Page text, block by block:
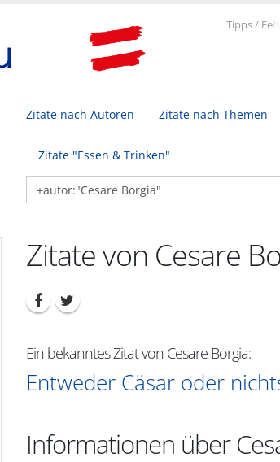
Tipps / Fe
Zitate nach Autoren Zitate nach Themen
Zitate "Essen & Trinken"
Zitate von Cesare
Ein bekanntes Zitat von Cesare Borgia:
Entweder Cäsar oder
Informationen über